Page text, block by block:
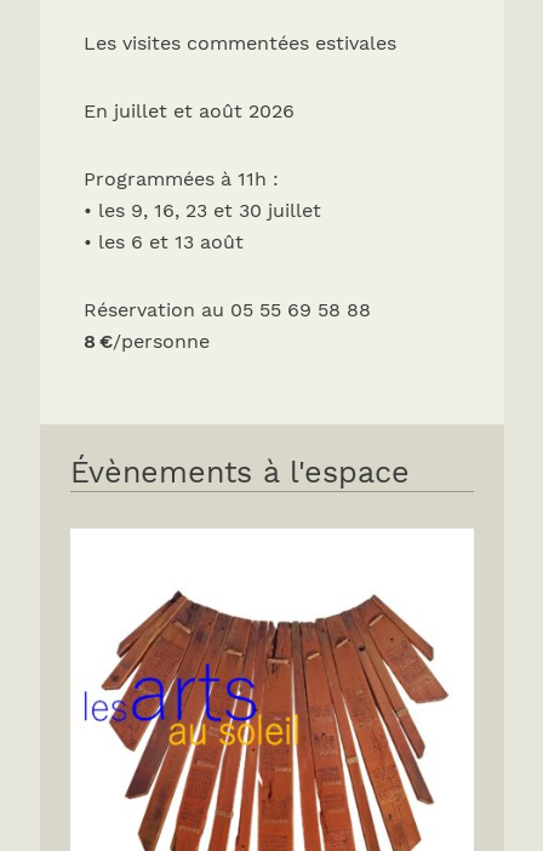
Les visites commentées estivales
En juillet et août 2026
Programmées à 11h :
• les 9, 16, 23 et 30 juillet
• les 6 et 13 août
Réservation au 05 55 69 58 88
8 €/personne
Évènements à l'espace